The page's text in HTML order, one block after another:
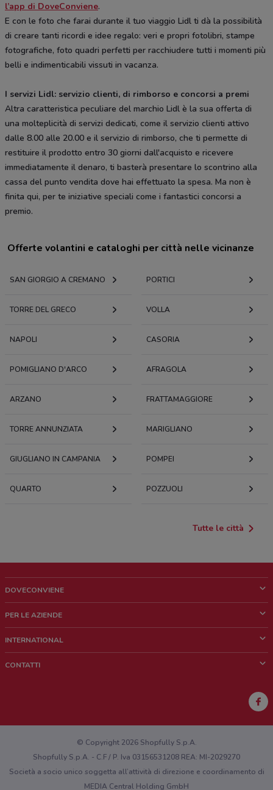
l’app di DoveConviene.
E con le foto che farai durante il tuo viaggio Lidl ti dà la possibilità
di creare tanti ricordi e idee regalo: veri e propri fotolibri, stampe
fotografiche, foto quadri perfetti per racchiudere tutti i momenti più
belli e indimenticabili vissuti in vacanza.
I servizi Lidl: servizio clienti, di rimborso e concorsi a premi
Altra caratteristica peculiare del marchio Lidl è la sua offerta di
una molteplicità di servizi dedicati, come il servizio clienti attivo
dalle 8.00 alle 20.00 e il servizio di rimborso, che ti permette di
restituire il prodotto entro 30 giorni dall'acquisto e ricevere
immediatamente il denaro, ti basterà presentare lo scontrino alla
cassa del punto vendita dove hai effettuato la spesa. Ma non è
finita qui, per te iniziative speciali come i fantastici concorsi a
premio.
Offerte volantini e cataloghi per città nelle vicinanze
SAN GIORGIO A CREMANO PORTICI
TORRE DEL GRECO VOLLA
NAPOLI CASORIA
POMIGLIANO D'ARCO AFRAGOLA
ARZANO FRATTAMAGGIORE
TORRE ANNUNZIATA MARIGLIANO
GIUGLIANO IN CAMPANIA POMPEI
QUARTO POZZUOLI
Tutte le città
DOVECONVIENE
Chi siamo
Lavora con noi
PER LE AZIENDE
Richieste commerciali e marketing
INTERNATIONAL
CONTATTI
Hai un malfunzionamento sul web o sull'app?
© Copyright 2026 Shopfully S.p.A.
Shopfully S.p.A. - C.F / P. Iva 03156531208 REA: MI-2029270
Società a socio unico soggetta all’attività di direzione e coordinamento di
MEDIA Central Holding GmbH